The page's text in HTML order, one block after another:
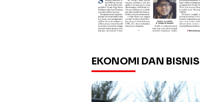
EKONOMI DAN BISNIS